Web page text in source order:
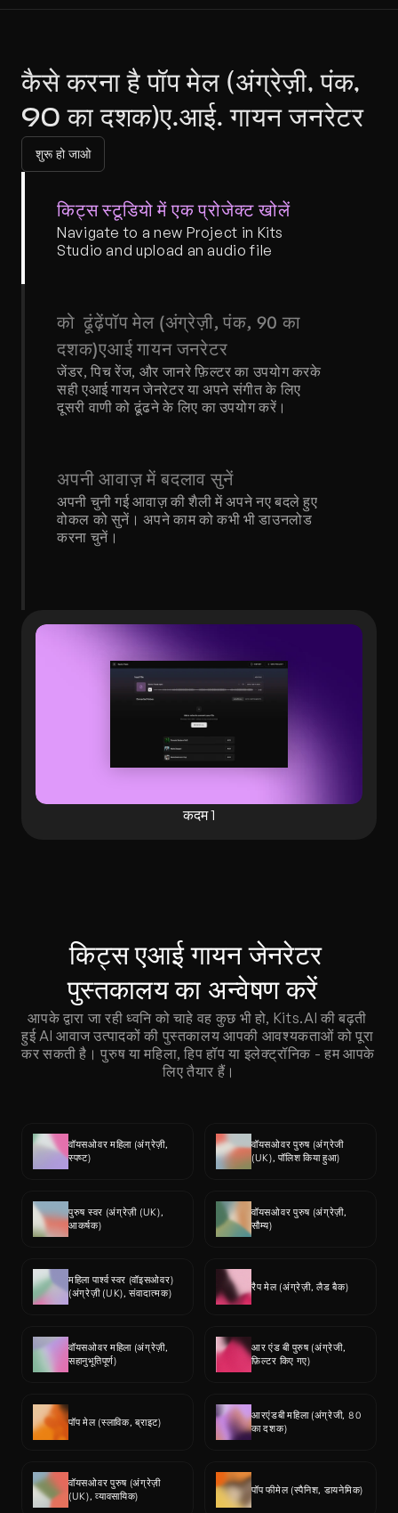
कैसे करना है पॉप मेल (अंग्रेज़ी, पंक,
90 का दशक)ए.आई. गायन जनरेटर
शुरू हो जाओ
किट्स स्टूडियो में एक प्रोजेक्ट खोलें
Navigate to a new Project in Kits
Studio and upload an audio file
को  ढूंढ़ेंपॉप मेल (अंग्रेज़ी, पंक, 90 का
दशक)एआई गायन जनरेटर
जेंडर, पिच रेंज, और जानरे फ़िल्टर का उपयोग करके
सही एआई गायन जेनरेटर या अपने संगीत के लिए
दूसरी वाणी को ढूंढने के लिए का उपयोग करें।
अपनी आवाज़ में बदलाव सुनें
अपनी चुनी गई आवाज़ की शैली में अपने नए बदले हुए
वोकल को सुनें। अपने काम को कभी भी डाउनलोड
करना चुनें।
कदम 1
किट्स एआई गायन जेनरेटर
पुस्तकालय का अन्वेषण करें
आपके द्वारा जा रही ध्वनि को चाहे वह कुछ भी हो, Kits.AI की बढ़ती
हुई AI आवाज उत्पादकों की पुस्तकालय आपकी आवश्यकताओं को पूरा
कर सकती है। पुरुष या महिला, हिप हॉप या इलेक्ट्रॉनिक - हम आपके
लिए तैयार हैं।
वॉयसओवर महिला (अंग्रेज़ी,
स्पष्ट)
वॉयसओवर पुरुष (अंग्रेजी
(UK), पॉलिश किया हुआ)
पुरुष स्वर (अंग्रेज़ी (UK),
आकर्षक)
वॉयसओवर पुरुष (अंग्रेज़ी,
सौम्य)
महिला पार्श्व स्वर (वॉइसओवर)
(अंग्रेज़ी (UK), संवादात्मक)
रैप मेल (अंग्रेज़ी, लैड बैक)
वॉयसओवर महिला (अंग्रेज़ी,
सहानुभूतिपूर्ण)
आर एंड बी पुरुष (अंग्रेजी,
फ़िल्टर किए गए)
पॉप मेल (स्लाविक, ब्राइट)
आरएंडबी महिला (अंग्रेजी, 80
का दशक)
वॉयसओवर पुरुष (अंग्रेज़ी
(UK), व्यावसायिक)
पॉप फीमेल (स्पैनिश, डायनेमिक)